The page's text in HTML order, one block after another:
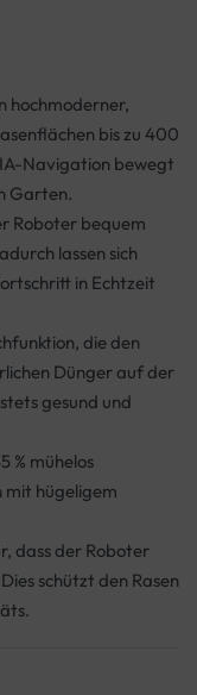
hochmoderner,
bis zu 400
Navigation bewegt
Garten.
Roboter bequem
lassen sich
in Echtzeit
die den
Dünger auf der
gesund und
% mühelos
hügeligem
dass der Roboter
schützt den Rasen